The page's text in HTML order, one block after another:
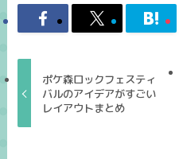
ポケ森ロックフェスティ
バルのアイデアがすごい
レイアウトまとめ